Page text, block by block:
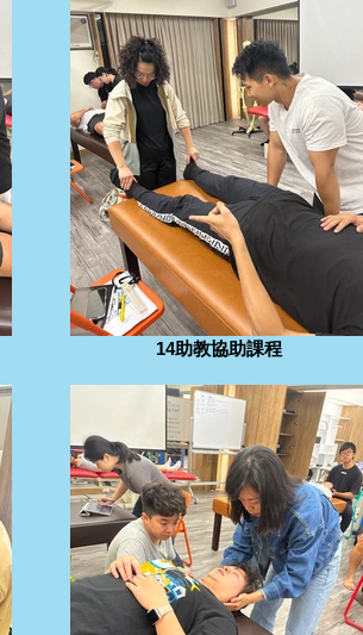
14助教協助課程